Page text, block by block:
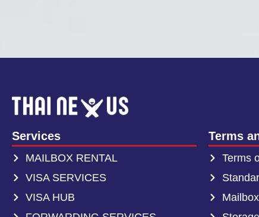
Services
MAILBOX RENTAL
VISA SERVICES
VISA HUB
Terms
Terms